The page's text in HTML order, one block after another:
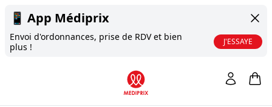
📱 App Médiprix
Envoi d'ordonnances, prise de RDV et bien
plus !
J'ESSAYE